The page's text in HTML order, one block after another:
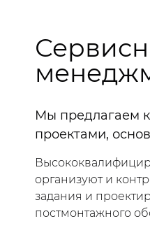
Мы предлагаем
проектами,
организуют и
задания и
постмонтажного